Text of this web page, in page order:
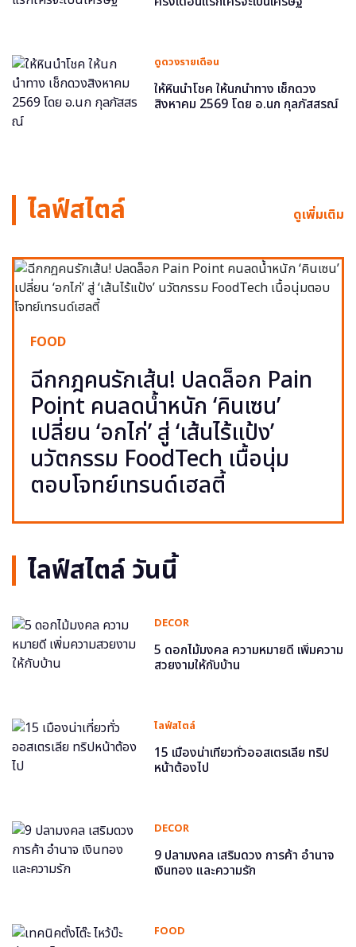
ดูดวงรายเดือน
ให้หินนำโชค ให้นกนำทาง เช็กดวง
สิงหาคม 2569 โดย อ.นก กุลภัสสรณ์
ไลฟ์สไตล์ ดูเพิ่มเติม
FOOD
ฉีกกฎคนรักเส้น! ปลดล็อก Pain
Point คนลดน้ำหนัก ‘คินเซน’
เปลี่ยน ‘อกไก่’ สู่ ‘เส้นไร้แป้ง’
นวัตกรรม FoodTech เนื้อนุ่ม
ตอบโจทย์เทรนด์เฮลตี้
ไลฟ์สไตล์ วันนี้
DECOR
5 ดอกไม้มงคล ความหมายดี เพิ่มความ
สวยงามให้กับบ้าน
ไลฟ์สไตล์
15 เมืองน่าเที่ยวทั่วออสเตรเลีย ทริป
หน้าต้องไป
DECOR
9 ปลามงคล เสริมดวง การค้า อำนาจ
เงินทอง และความรัก
FOOD